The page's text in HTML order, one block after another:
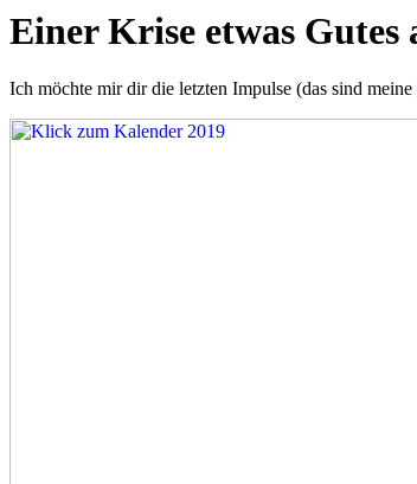
Einer Krise etwas Gutes
Ich möchte mir dir die letzten Impulse (das sind meine